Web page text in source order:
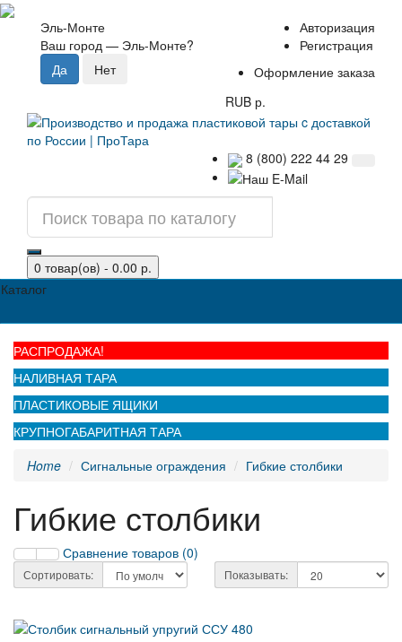
Эль-Монте
Ваш город — Эль-Монте?
Авторизация
Регистрация
Оформление заказа
RUB р.
8 (800) 222 44 29
0 товар(ов) - 0.00 р.
Каталог
РАСПРОДАЖА!
НАЛИВНАЯ ТАРА
ПЛАСТИКОВЫЕ ЯЩИКИ
КРУПНОГАБАРИТНАЯ ТАРА
Home
Сигнальные ограждения Гибкие столбики
Гибкие столбики
Сравнение товаров (0)
Сортировать: Показывать: